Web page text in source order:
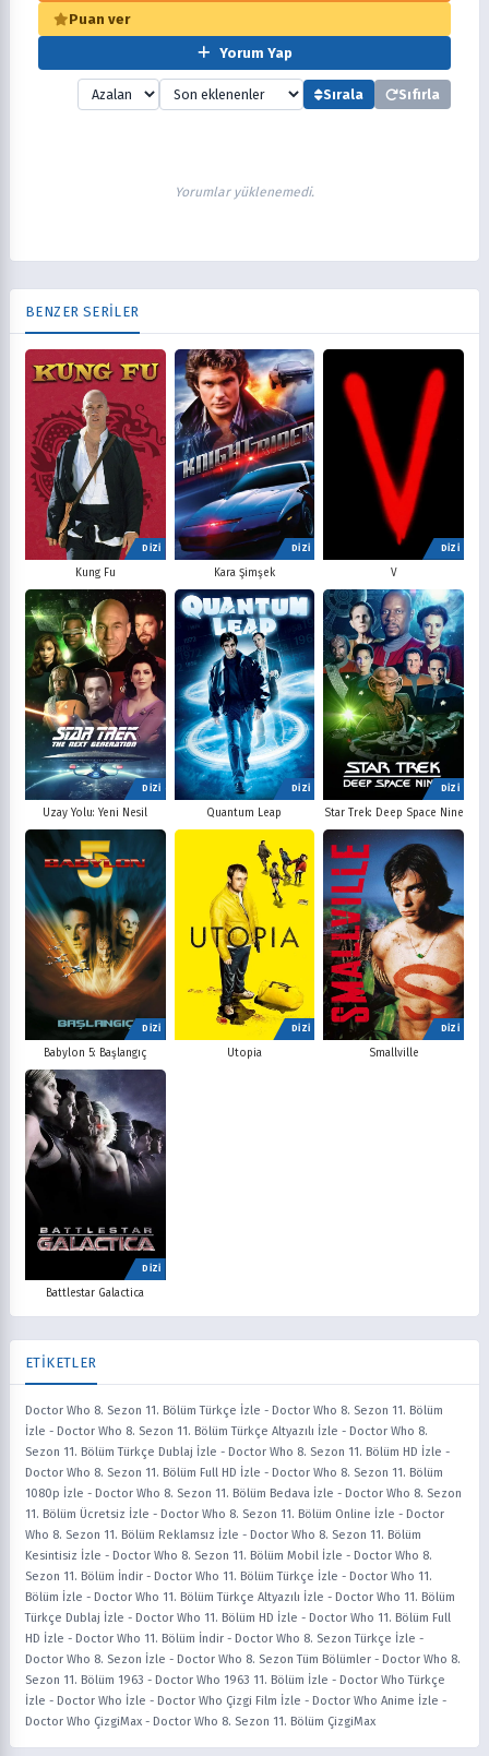
Puan ver
Yorum Yap
Sırala Sıfırla
Yorumlar yüklenemedi.
BENZER SERİLER
DİZİ
Kung Fu
DİZİ
Kara Şimşek
DİZİ
V
DİZİ
Uzay Yolu: Yeni Nesil
DİZİ
Quantum Leap
DİZİ
Star Trek: Deep Space Nine
DİZİ
Babylon 5: Başlangıç
DİZİ
Utopia
DİZİ
Smallville
DİZİ
Battlestar Galactica
ETİKETLER
Doctor Who 8. Sezon 11. Bölüm Türkçe İzle - Doctor Who 8. Sezon 11. Bölüm
İzle - Doctor Who 8. Sezon 11. Bölüm Türkçe Altyazılı İzle - Doctor Who 8.
Sezon 11. Bölüm Türkçe Dublaj İzle - Doctor Who 8. Sezon 11. Bölüm HD İzle -
Doctor Who 8. Sezon 11. Bölüm Full HD İzle - Doctor Who 8. Sezon 11. Bölüm
1080p İzle - Doctor Who 8. Sezon 11. Bölüm Bedava İzle - Doctor Who 8. Sezon
11. Bölüm Ücretsiz İzle - Doctor Who 8. Sezon 11. Bölüm Online İzle - Doctor
Who 8. Sezon 11. Bölüm Reklamsız İzle - Doctor Who 8. Sezon 11. Bölüm
Kesintisiz İzle - Doctor Who 8. Sezon 11. Bölüm Mobil İzle - Doctor Who 8.
Sezon 11. Bölüm İndir - Doctor Who 11. Bölüm Türkçe İzle - Doctor Who 11.
Bölüm İzle - Doctor Who 11. Bölüm Türkçe Altyazılı İzle - Doctor Who 11. Bölüm
Türkçe Dublaj İzle - Doctor Who 11. Bölüm HD İzle - Doctor Who 11. Bölüm Full
HD İzle - Doctor Who 11. Bölüm İndir - Doctor Who 8. Sezon Türkçe İzle -
Doctor Who 8. Sezon İzle - Doctor Who 8. Sezon Tüm Bölümler - Doctor Who 8.
Sezon 11. Bölüm 1963 - Doctor Who 1963 11. Bölüm İzle - Doctor Who Türkçe
İzle - Doctor Who İzle - Doctor Who Çizgi Film İzle - Doctor Who Anime İzle -
Doctor Who ÇizgiMax - Doctor Who 8. Sezon 11. Bölüm ÇizgiMax